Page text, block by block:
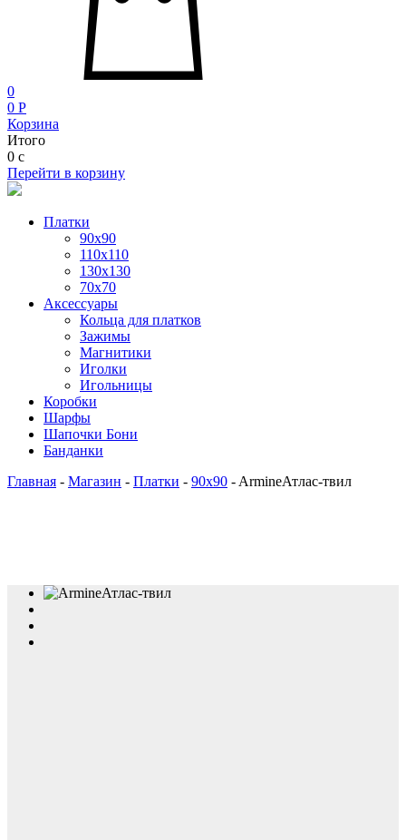
0
0 P
Корзина
Итого
0 c
Перейти в корзину
Платки
90x90
110x110
130x130
70х70
Аксессуары
Кольца для платков
Зажимы
Магнитики
Иголки
Игольницы
Коробки
Шарфы
Шапочки Бони
Банданки
Главная - Магазин - Платки - 90x90 - ArmineАтлас-твил